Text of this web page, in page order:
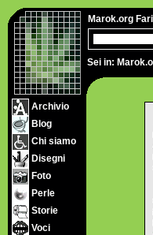
Sei in:
Marok.org
Archivio
Blog
Chi siamo
Disegni
Foto
Perle
Storie
Voci